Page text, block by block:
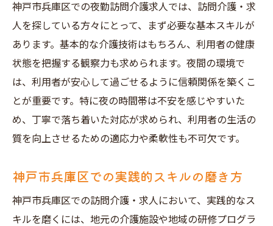
神戸市兵庫区での夜勤訪問介護求人では、訪問介護・求
人を探している方々にとって、まず必要な基本スキルが
あります。基本的な介護技術はもちろん、利用者の健康
状態を把握する観察力も求められます。夜間の環境で
は、利用者が安心して過ごせるように信頼関係を築くこ
とが重要です。特に夜の時間帯は不安を感じやすいた
め、丁寧で落ち着いた対応が求められ、利用者の生活の
質を向上させるための適応力や柔軟性も不可欠です。
神戸市兵庫区での実践的スキルの磨き方
神戸市兵庫区での訪問介護・求人において、実践的なス
キルを磨くには、地元の介護施設や地域の研修プログラ